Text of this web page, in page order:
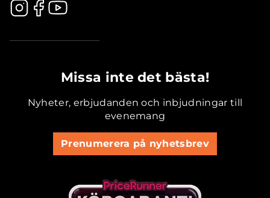
Missa inte det bästa!
Nyheter, erbjudanden och inbjudningar till
evenemang
Prenumerera på nyhetsbrev